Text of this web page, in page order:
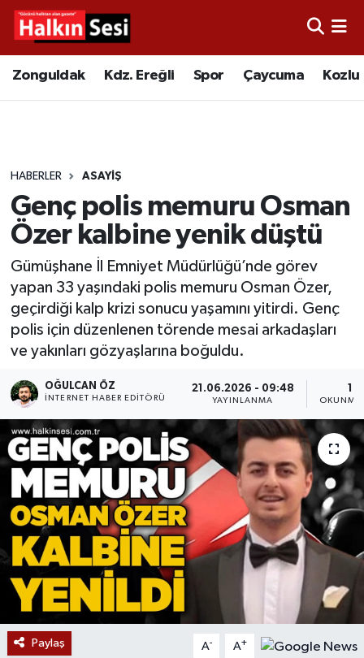
Zonguldak Kdz. Ereğli Spor Çaycuma Kozlu
HABERLER ASAYIŞ
Genç polis memuru Osman
Özer kalbine yenik düştü
Gümüşhane İl Emniyet Müdürlüğü’nde görev
yapan 33 yaşındaki polis memuru Osman Özer,
geçirdiği kalp krizi sonucu yaşamını yitirdi. Genç
polis için düzenlenen törende mesai arkadaşları
ve yakınları gözyaşlarına boğuldu.
OĞULCAN ÖZ
İNTERNET HABER EDITÖRÜ
21.06.2026 - 09:48
YAYINLANMA
1
OKUNMA
Paylaş A- A+
Video
Çaycuma
Alaplı
Asayiş
Bartın
Karabük
Devrek
Bolu
ÇEVRE
BİLİM VE TEKNOLOJİ
DUNYA
Düzce
Eğitim
Merkez Hava Durumu
Süper Lig Puan Durumu ve Fikstür
Tüm Manşetler
Son Dakika Haberleri
Haber Arşivi